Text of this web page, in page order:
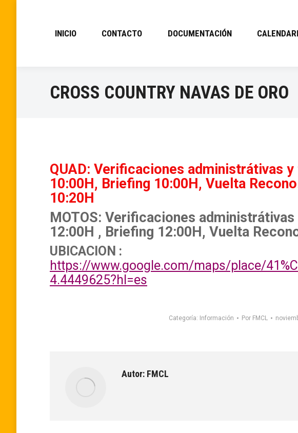
INICIO CONTACTO DOCUMENTACIÓN
CROSS COUNTRY NAVAS DE ORO
QUAD: Verificaciones administrátivas
10:00H, Briefing 10:00H, Vuelta
10:20H
MOTOS: Verificaciones
12:00H , Briefing 12:00H, Vuelta
UBICACION :
https://www.google.com/maps/place/
4.4449625?hl=es
Categoría: Información Por FMCL
Autor: FMCL